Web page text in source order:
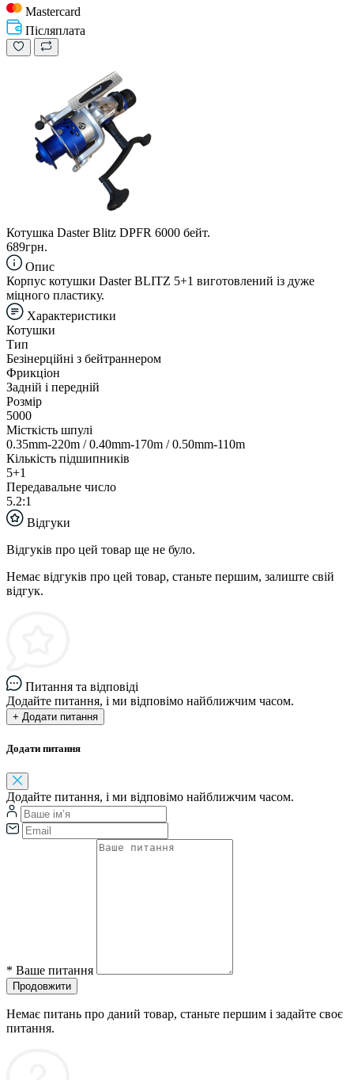
Mastercard
Післяплата
Котушка Daster Blitz DPFR 6000 бейт.
689грн.
Опис
Корпус котушки Daster BLITZ 5+1 виготовлений із дуже
міцного пластику.
Характеристики
Котушки
Тип
Безінерційні з бейтраннером
Фрикціон
Задній і передній
Розмір
5000
Місткість шпулі
0.35mm-220m / 0.40mm-170m / 0.50mm-110m
Кількість підшипників
5+1
Передавальне число
5.2:1
Відгуки
Відгуків про цей товар ще не було.
Немає відгуків про цей товар, станьте першим, залиште свій
відгук.
Питання та відповіді
Додайте питання, і ми відповімо найближчим часом.
+ Додати питання
Додати питання
Додайте питання, і ми відповімо найближчим часом.
* Ваше питання
Продовжити
Немає питань про даний товар, станьте першим і задайте своє
питання.